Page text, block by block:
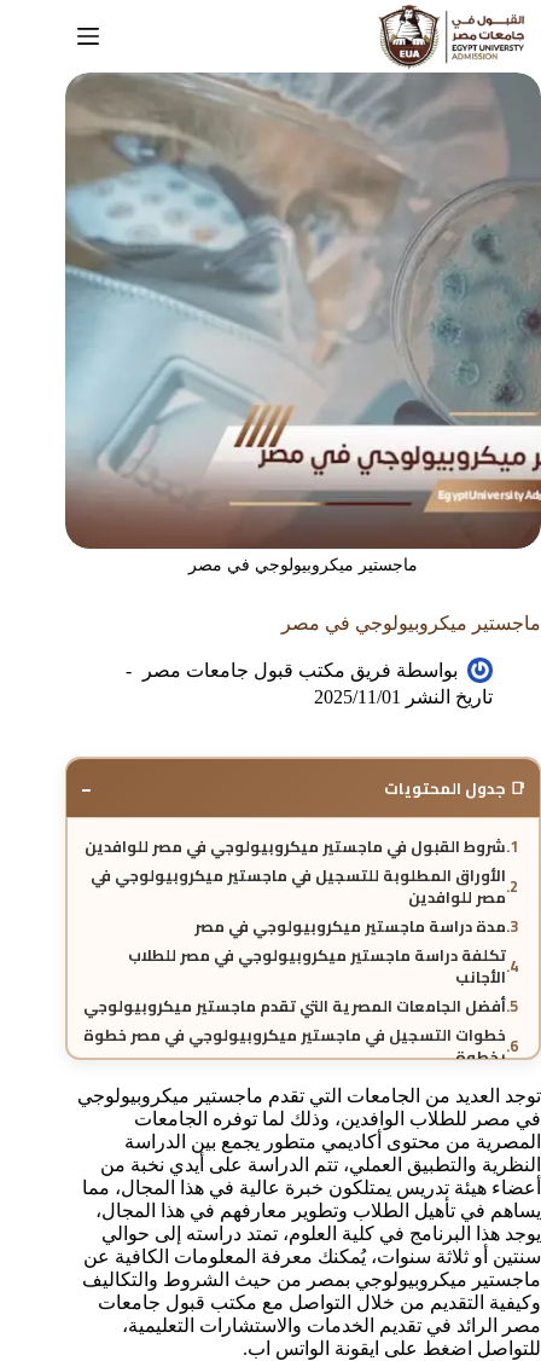
ماجستير ميكروبيولوجي في مصر
ماجستير ميكروبيولوجي في مصر
بواسطة فريق مكتب قبول جامعات مصر
تاريخ النشر
2025/11/01
📑 جدول المحتويات −
شروط القبول في ماجستير ميكروبيولوجي في مصر للوافدين
الأوراق المطلوبة للتسجيل في ماجستير ميكروبيولوجي في
مصر للوافدين
مدة دراسة ماجستير ميكروبيولوجي في مصر
تكلفة دراسة ماجستير ميكروبيولوجي في مصر للطلاب
الأجانب
أفضل الجامعات المصرية التي تقدم ماجستير ميكروبيولوجي
خطوات التسجيل في ماجستير ميكروبيولوجي في مصر خطوة
بخطوة
مميزات دراسة ماجستير ميكروبيولوجي في مصر مقارنة
بالدول الأخرى
آفاق العمل بعد الحصول على ماجستير ميكروبيولوجي من
مصر
الاعتراف الدولي بماجستير ميكروبيولوجي في مصر
الأسئلة الشائعة حول ماجستير ميكروبيولوجي في مصر
توجد العديد من الجامعات التي تقدم ماجستير ميكروبيولوجي
في مصر للطلاب الوافدين، وذلك لما توفره الجامعات
المصرية من محتوى أكاديمي متطور يجمع بين الدراسة
النظرية والتطبيق العملي، تتم الدراسة على أيدي نخبة من
أعضاء هيئة تدريس يمتلكون خبرة عالية في هذا المجال، مما
يساهم في تأهيل الطلاب وتطوير معارفهم في هذا المجال،
يوجد هذا البرنامج في كلية العلوم، تمتد دراسته إلى حوالي
سنتين أو ثلاثة سنوات، يُمكنك معرفة المعلومات الكافية عن
ماجستير ميكروبيولوجي بمصر من حيث الشروط والتكاليف
وكيفية التقديم من خلال التواصل مع مكتب قبول جامعات
مصر الرائد في تقديم الخدمات والاستشارات التعليمية،
للتواصل اضغط على ايقونة الواتس اب.